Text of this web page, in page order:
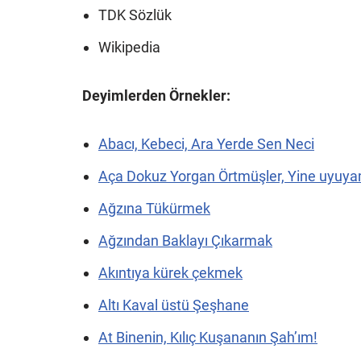
TDK Sözlük
Wikipedia
Deyimlerden Örnekler:
Abacı, Kebeci, Ara Yerde Sen Neci
Aça Dokuz Yorgan Örtmüşler, Yine
Ağzına Tükürmek
Ağzından Baklayı Çıkarmak
Akıntıya kürek çekmek
Altı Kaval üstü Şeşhane
At Binenin, Kılıç Kuşananın Şah’ım!